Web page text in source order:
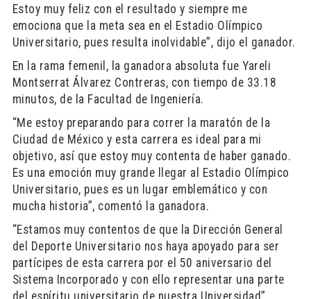
Estoy muy feliz con el resultado y siempre me
emociona que la meta sea en el Estadio Olímpico
Universitario, pues resulta inolvidable”, dijo el ganador.
En la rama femenil, la ganadora absoluta fue Yareli
Montserrat Álvarez Contreras, con tiempo de 33.18
minutos, de la Facultad de Ingeniería.
“Me estoy preparando para correr la maratón de la
Ciudad de México y esta carrera es ideal para mi
objetivo, así que estoy muy contenta de haber ganado.
Es una emoción muy grande llegar al Estadio Olímpico
Universitario, pues es un lugar emblemático y con
mucha historia”, comentó la ganadora.
“Estamos muy contentos de que la Dirección General
del Deporte Universitario nos haya apoyado para ser
partícipes de esta carrera por el 50 aniversario del
Sistema Incorporado y con ello representar una parte
del espíritu universitario de nuestra Universidad”,